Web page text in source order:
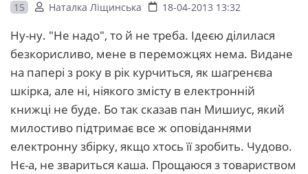
15 Наталка Ліщинська 18-04-2013 13:32
Ну-ну. "Не надо", то й не треба. Ідеєю ділилася
безкорисливо, мене в переможцях нема. Видане
на папері з року в рік курчиться, як шагренєва
шкірка, але ні, ніякого змісту в електронній
книжці не буде. Бо так сказав пан Мишиус, який
милостиво підтримає все ж оповіданнями
електронну збірку, якщо хтось її зробить. Чудово.
Нє-а, не звариться каша. Прощаюся з товариством